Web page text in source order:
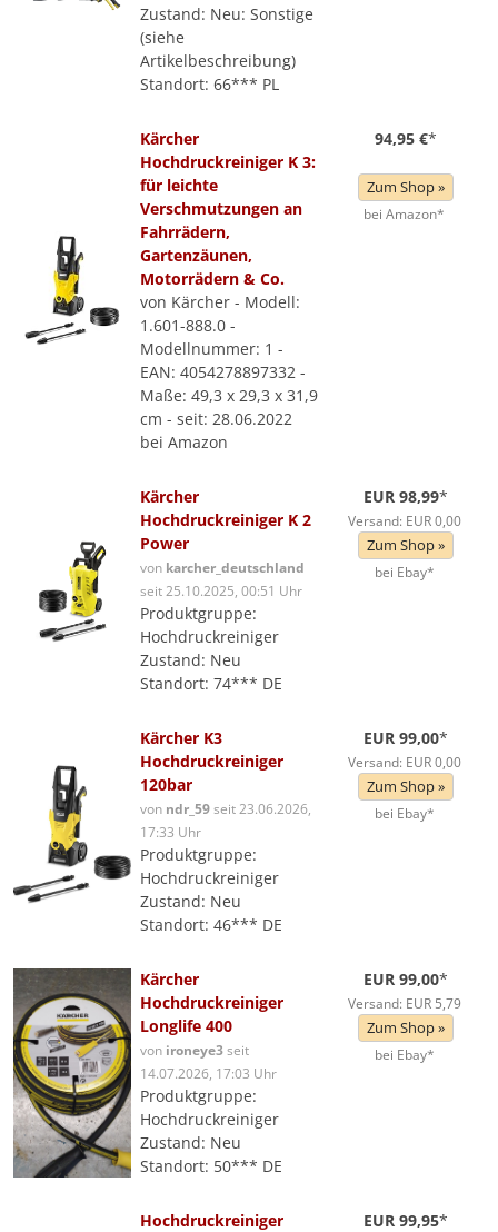
Zustand: Neu: Sonstige
(siehe
Artikelbeschreibung)
Standort: 66*** PL
Kärcher
Hochdruckreiniger K 3:
für leichte
Verschmutzungen an
Fahrrädern,
Gartenzäunen,
Motorrädern & Co.
von Kärcher - Modell:
1.601-888.0 -
Modellnummer: 1 -
EAN: 4054278897332 -
Maße: 49,3 x 29,3 x 31,9
cm - seit: 28.06.2022
bei Amazon
94,95 €*
Zum Shop »
bei Amazon*
Kärcher
Hochdruckreiniger K 2
Power
von karcher_deutschland
seit 25.10.2025, 00:51 Uhr
Produktgruppe:
Hochdruckreiniger
Zustand: Neu
Standort: 74*** DE
EUR 98,99*
Versand: EUR 0,00
Zum Shop »
bei Ebay*
Kärcher K3
Hochdruckreiniger
120bar
von ndr_59seit 23.06.2026,
17:33 Uhr
Produktgruppe:
Hochdruckreiniger
Zustand: Neu
Standort: 46*** DE
EUR 99,00*
Versand: EUR 0,00
Zum Shop »
bei Ebay*
Kärcher
Hochdruckreiniger
Longlife 400
von ironeye3seit
14.07.2026, 17:03 Uhr
Produktgruppe:
Hochdruckreiniger
Zustand: Neu
Standort: 50*** DE
EUR 99,00*
Versand: EUR 5,79
Zum Shop »
bei Ebay*
Hochdruckreiniger
EUR 99,95*